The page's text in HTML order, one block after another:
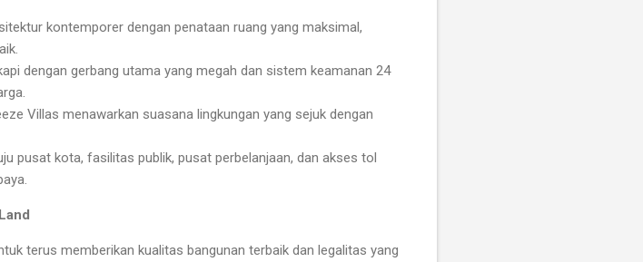
kontemporer dengan penataan ruang yang maksimal,
dengan gerbang utama yang megah dan sistem keamanan 24
Villas menawarkan suasana lingkungan yang sejuk dengan
pusat kota, fasilitas publik, pusat perbelanjaan, dan akses tol
terus memberikan kualitas bangunan terbaik dan legalitas yang